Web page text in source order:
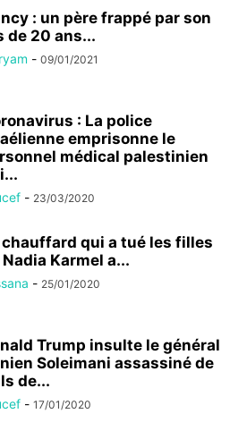
: un père frappé par son
de 20 ans...
- 09/01/2021
: La police
emprisonne le
médical palestinien
- 23/03/2020
chauffard qui a tué les filles
Karmel a...
- 25/01/2020
Trump insulte le général
Soleimani assassiné de
de...
- 17/01/2020